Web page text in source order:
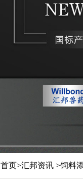
首页>汇邦资讯 >饲料